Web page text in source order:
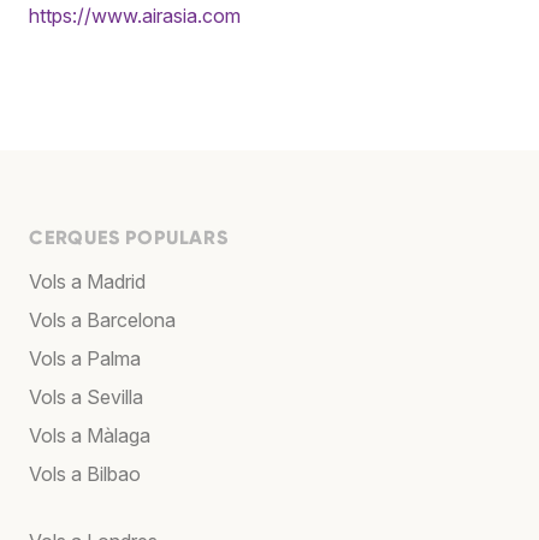
https://www.airasia.com
CERQUES POPULARS
Vols a Madrid
Vols a Barcelona
Vols a Palma
Vols a Sevilla
Vols a Màlaga
Vols a Bilbao